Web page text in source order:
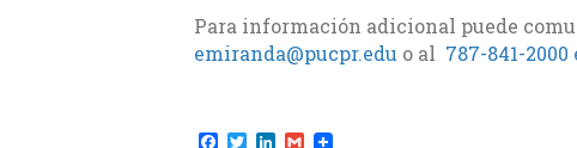
Para información adicional puede
emiranda@pucpr.edu o al 787-841-2000
F T L G